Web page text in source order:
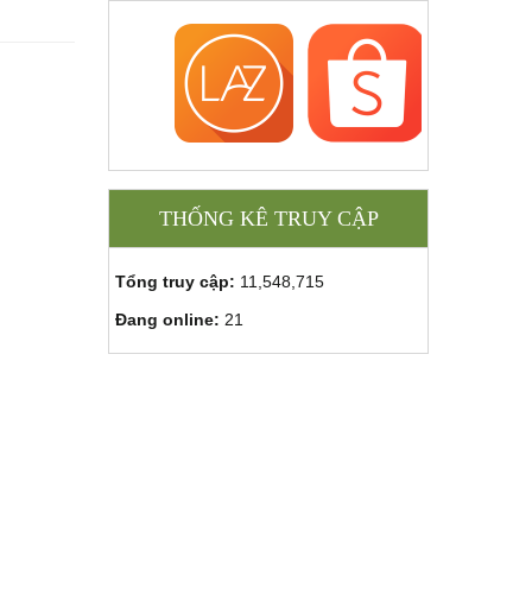
THỐNG KÊ TRUY CẬP
Tổng truy cập: 11,548,715
Đang online: 21